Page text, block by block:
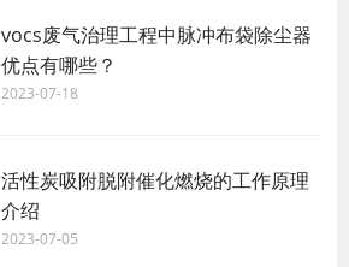
vocs废气治理工程中脉冲布袋除尘器
优点有哪些？
2023-07-18
活性炭吸附脱附催化燃烧的工作原理
介绍
2023-07-05